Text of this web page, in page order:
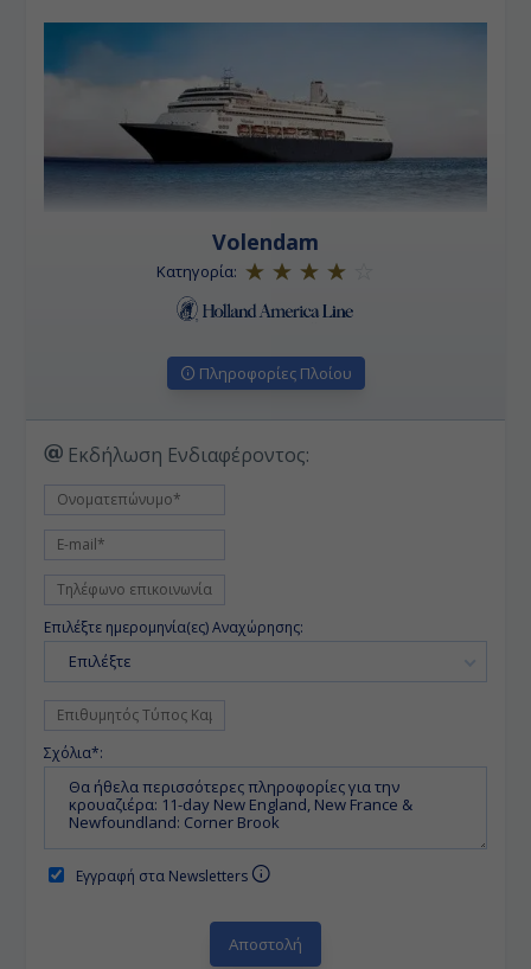
Volendam
Κατηγορία:
Πληροφορίες Πλοίου
Εκδήλωση Ενδιαφέροντος:
Επιλέξτε ημερομηνία(ες) Αναχώρησης:
Επιλέξτε
Σχόλια*:
Εγγραφή στα Newsletters